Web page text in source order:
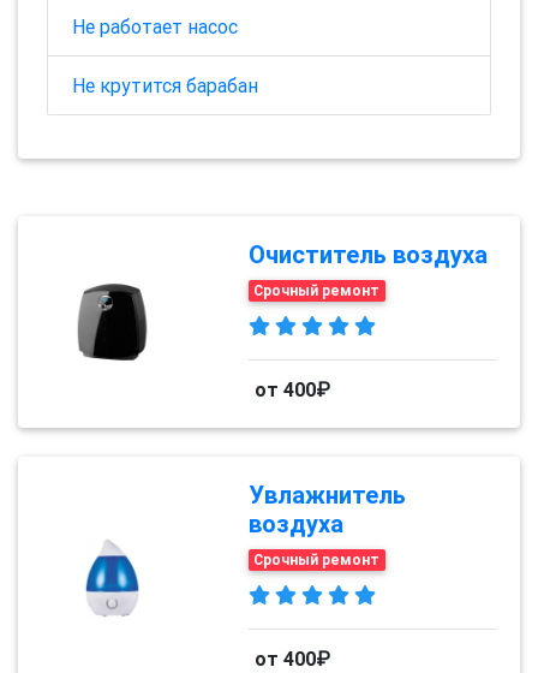
Не работает насос
Не крутится барабан
Очиститель воздуха
Срочный ремонт
от 400₽
Увлажнитель
воздуха
Срочный ремонт
от 400₽